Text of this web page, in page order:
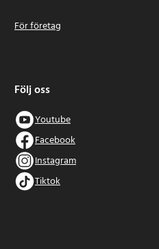
För företag
Följ oss
Youtube
Facebook
Instagram
Tiktok